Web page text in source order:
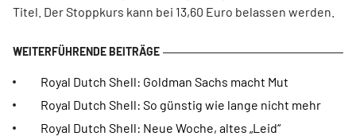
Titel. Der Stoppkurs kann bei 13,60 Euro belassen werden.
Royal Dutch Shell: Goldman Sachs macht Mut
Royal Dutch Shell: So günstig wie lange nicht mehr
Royal Dutch Shell: Neue Woche, altes „Leid“